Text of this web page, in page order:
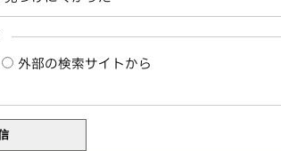
外部の検索サイトから